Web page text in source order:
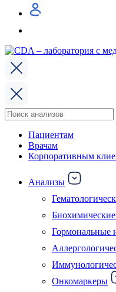
Поиск
по:
Пациентам
Врачам
Корпоративным
Анализы
Гормональные
Онкомаркеры